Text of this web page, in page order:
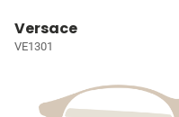
Versace
VE1301